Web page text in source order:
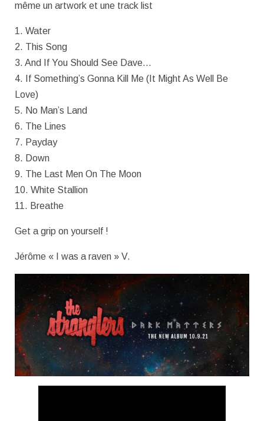
même un artwork et une track list
1. Water
2. This Song
3. And If You Should See Dave…
4. If Something’s Gonna Kill Me (It Might As Well Be
Love)
5. No Man’s Land
6. The Lines
7. Payday
8. Down
9. The Last Men On The Moon
10. White Stallion
11. Breathe
Get a grip on yourself !
Jérôme « I was a raven » V.